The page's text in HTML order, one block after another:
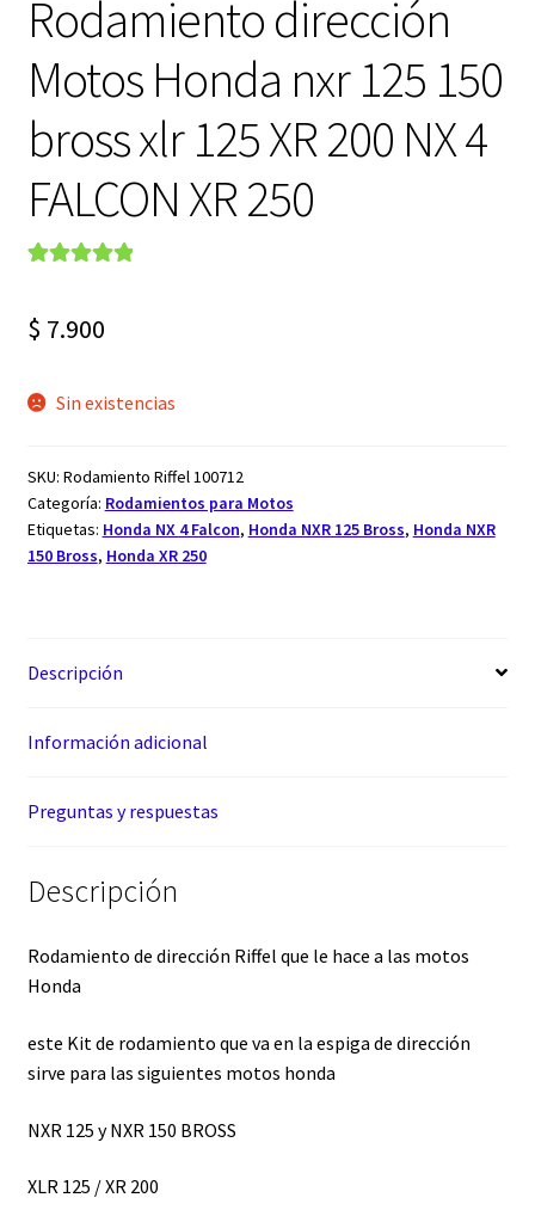
Rodamiento dirección
Motos Honda nxr 125 150
bross xlr 125 XR 200 NX 4
FALCON XR 250
base a
un cliente
$ 7.900
Sin existencias
SKU: Rodamiento Riffel 100712
Categoría: Rodamientos para Motos
Etiquetas: Honda NX 4 Falcon, Honda NXR 125 Bross, Honda NXR
150 Bross, Honda XR 250
Descripción
Información adicional
Preguntas y respuestas
Descripción
Rodamiento de dirección Riffel que le hace a las motos
Honda
este Kit de rodamiento que va en la espiga de dirección
sirve para las siguientes motos honda
NXR 125 y NXR 150 BROSS
XLR 125 / XR 200